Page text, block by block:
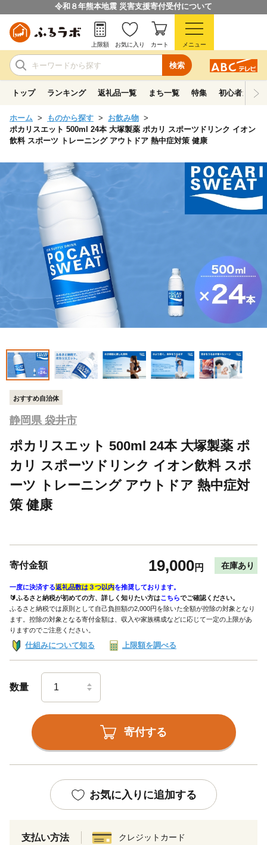
令和８年熊本地震 災害支援寄付受付について
検索
上限額 お気に入り カート メニュー
トップ ランキング 返礼品一覧 まち一覧 特集 初心者ガイド
ホーム ものから探す
お飲み物
ポカリスエット 500ml 24本 大塚製薬 ポカリ スポーツドリンク イオン
飲料 スポーツ トレーニング アウトドア 熱中症対策 健康
おすすめ自治体
静岡県 袋井市
ポカリスエット 500ml 24本 大塚製薬 ポ
カリ スポーツドリンク イオン飲料 スポ
ーツ トレーニング アウトドア 熱中症対
策 健康
寄付金額 19,000円 在庫あり
一度に決済する返礼品数は３つ以内を推奨しております。
🔰ふるさと納税が初めての方、詳しく知りたい方はこちらでご確認ください。
ふるさと納税では原則として自己負担額の2,000円を除いた全額が控除の対象となり
ます。控除の対象となる寄付金額は、収入や家族構成などに応じて一定の上限があ
りますのでご注意ください。
仕組みについて知る 上限額を調べる
数量
寄付する
お気に入りに追加する
支払い方法 クレジットカード